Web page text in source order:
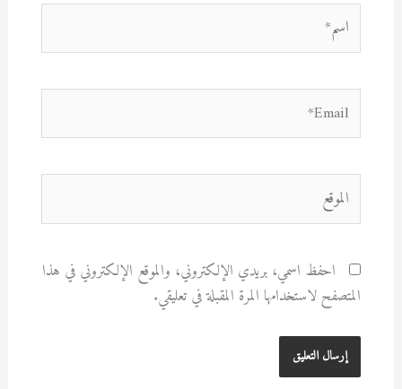
اسم*
الموقع
احفظ اسمي، بريدي الإلكتروني، والموقع الإلكتروني في هذا
المتصفح لاستخدامها المرة المقبلة في تعليقي.